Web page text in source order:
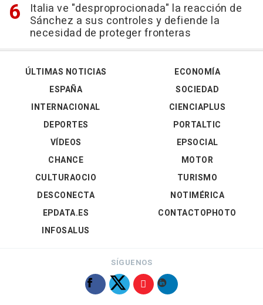
Italia ve "desproprocionada" la reacción de
Sánchez a sus controles y defiende la
necesidad de proteger fronteras
ÚLTIMAS NOTICIAS
ESPAÑA
INTERNACIONAL
DEPORTES
VÍDEOS
ECONOMÍA
SOCIEDAD
CIENCIAPLUS
PORTALTIC
EPSOCIAL
CHANCE
CULTURAOCIO
DESCONECTA
EPDATA.ES
INFOSALUS
MOTOR
TURISMO
NOTIMÉRICA
CONTACTOPHOTO
SÍGUENOS